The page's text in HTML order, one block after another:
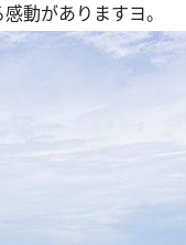
動がありますヨ。